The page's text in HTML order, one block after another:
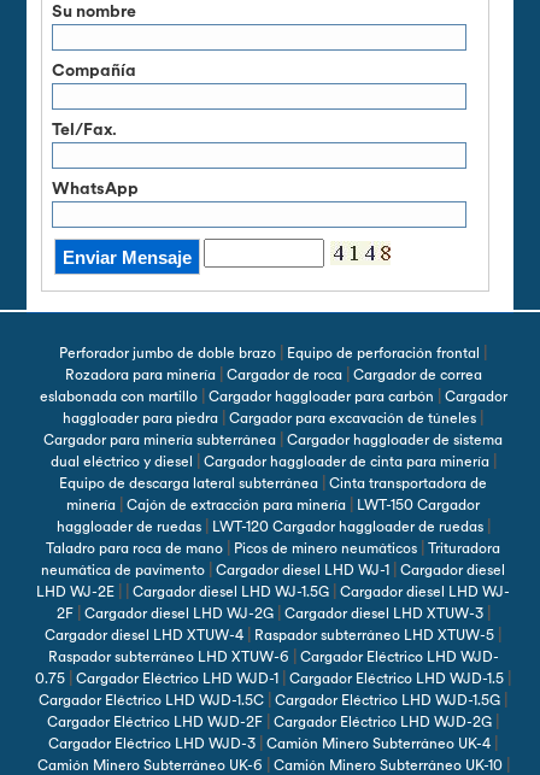
Su nombre
Compañía
Tel/Fax.
WhatsApp
Perforador jumbo de doble brazo Equipo de perforación frontal
Rozadora para minería| Cargador de roca|
Cargador de correa
eslabonada con martillo| Cargador haggloader para carbón
Cargador
haggloader para piedra
Cargador para excavación de túneles
Cargador para minería subterránea
Cargador haggloader de sistema
dual eléctrico y diesel
Cargador haggloader de cinta para minería|
Equipo de descarga lateral subterránea
Cinta transportadora de
minería
Cajón de extracción para minería
LWT-150 Cargador
haggloader de ruedas| LWT-120 Cargador haggloader de ruedas|
Taladro para roca de mano Picos de minero neumáticos
Trituradora
neumática de pavimento
Cargador diesel LHD WJ-1
Cargador diesel
LHD WJ-2E
Cargador diesel LHD WJ-1.5G
Cargador diesel LHD WJ-
2F| Cargador diesel LHD WJ-2G| Cargador diesel LHD XTUW-3|
Cargador diesel LHD XTUW-4 Raspador subterráneo LHD XTUW-5
Raspador subterráneo LHD XTUW-6
Cargador Eléctrico LHD WJD-
0.75
Cargador Eléctrico LHD WJD-1 Cargador Eléctrico LHD WJD-1.5
Cargador Eléctrico LHD WJD-1.5C Cargador Eléctrico LHD WJD-1.5G
Cargador Eléctrico LHD WJD-2F Cargador Eléctrico LHD WJD-2G
Cargador Eléctrico LHD WJD-3 Camión Minero Subterráneo UK-4
Camión Minero Subterráneo UK-6 Camión Minero Subterráneo UK-10|